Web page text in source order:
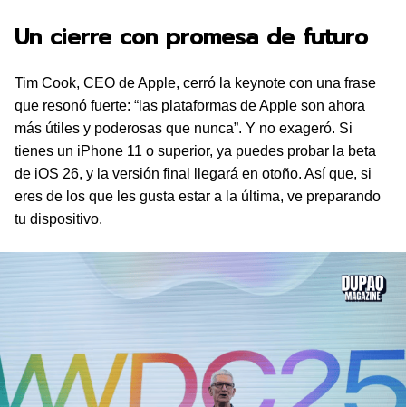
Un cierre con promesa de futuro
Tim Cook, CEO de Apple, cerró la keynote con una frase
que resonó fuerte: “las plataformas de Apple son ahora
más útiles y poderosas que nunca”. Y no exageró. Si
tienes un iPhone 11 o superior, ya puedes probar la beta
de iOS 26, y la versión final llegará en otoño. Así que, si
eres de los que les gusta estar a la última, ve preparando
tu dispositivo.